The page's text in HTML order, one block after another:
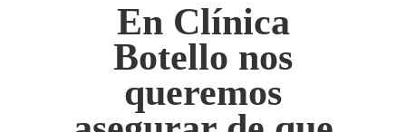
En Clínica
Botello nos
queremos